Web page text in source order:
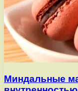
Миндальные